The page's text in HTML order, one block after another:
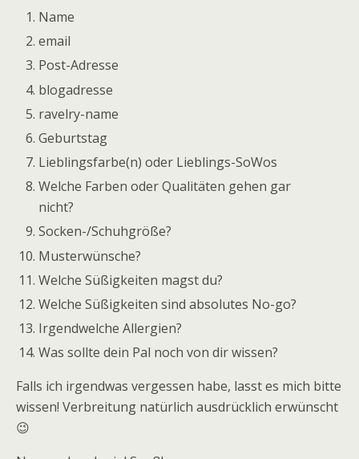
Name
email
Post-Adresse
blogadresse
ravelry-name
Geburtstag
Lieblingsfarbe(n) oder Lieblings-SoWos
Welche Farben oder Qualitäten gehen gar
nicht?
Socken-/Schuhgröße?
Musterwünsche?
Welche Süßigkeiten magst du?
Welche Süßigkeiten sind absolutes No-go?
Irgendwelche Allergien?
Was sollte dein Pal noch von dir wissen?
Falls ich irgendwas vergessen habe, lasst es mich bitte
wissen! Verbreitung natürlich ausdrücklich erwünscht
😉